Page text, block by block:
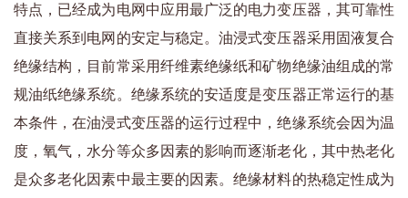
特点，已经成为电网中应用最广泛的电力变压器，其可靠性
直接关系到电网的安定与稳定。油浸式变压器采用固液复合
绝缘结构，目前常采用纤维素绝缘纸和矿物绝缘油组成的常
规油纸绝缘系统。绝缘系统的安适度是变压器正常运行的基
本条件，在油浸式变压器的运行过程中，绝缘系统会因为温
度，氧气，水分等众多因素的影响而逐渐老化，其中热老化
是众多老化因素中最主要的因素。绝缘材料的热稳定性成为